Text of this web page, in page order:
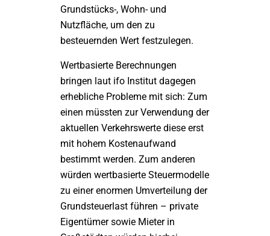
Grundstücks-, Wohn- und
Nutzfläche, um den zu
besteuernden Wert festzulegen.
Wertbasierte Berechnungen
bringen laut ifo Institut dagegen
erhebliche Probleme mit sich: Zum
einen müssten zur Verwendung der
aktuellen Verkehrswerte diese erst
mit hohem Kostenaufwand
bestimmt werden. Zum anderen
würden wertbasierte Steuermodelle
zu einer enormen Umverteilung der
Grundsteuerlast führen – private
Eigentümer sowie Mieter in